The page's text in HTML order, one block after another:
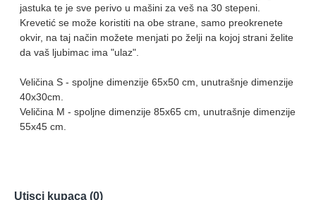
jastuka te je sve perivo u mašini za veš na 30 stepeni.
Krevetić se može koristiti na obe strane, samo preokrenete
okvir, na taj način možete menjati po želji na kojoj strani želite
da vaš ljubimac ima "ulaz".
Veličina S - spoljne dimenzije 65x50 cm, unutrašnje dimenzije
40x30cm.
Veličina M - spoljne dimenzije 85x65 cm, unutrašnje dimenzije
55x45 cm.
Utisci kupaca (0)